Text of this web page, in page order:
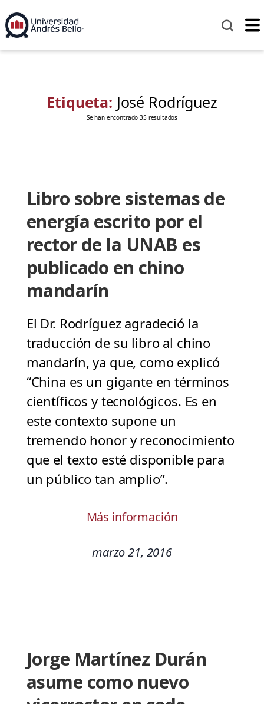
Etiqueta: José Rodríguez
Se han encontrado 35 resultados
Libro sobre sistemas de
energía escrito por el
rector de la UNAB es
publicado en chino
mandarín
El Dr. Rodríguez agradeció la
traducción de su libro al chino
mandarín, ya que, como explicó
“China es un gigante en términos
científicos y tecnológicos. Es en
este contexto supone un
tremendo honor y reconocimiento
que el texto esté disponible para
un público tan amplio”.
Más información
marzo 21, 2016
Jorge Martínez Durán
asume como nuevo